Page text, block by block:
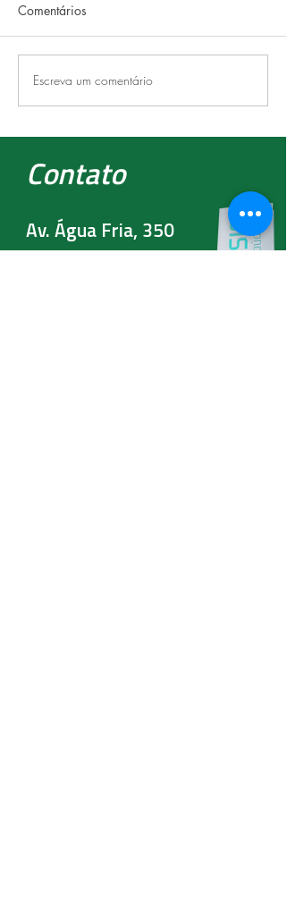
RECOVERY
Comentários
Escreva um comentário
Contato
Av. Água Fria, 350
Jd. São Paulo